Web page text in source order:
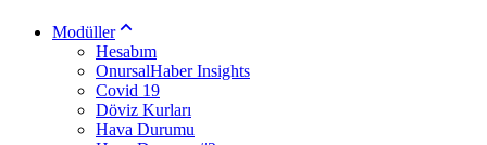
Modüller
Hesabım
OnursalHaber Insights
Covid 19
Döviz Kurları
Hava Durumu